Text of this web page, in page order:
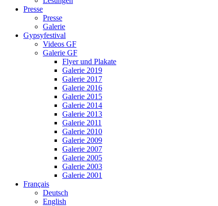
Presse
Presse
Galerie
Gypsyfestival
Videos GF
Galerie GF
Flyer und Plakate
Galerie 2019
Galerie 2017
Galerie 2016
Galerie 2015
Galerie 2014
Galerie 2013
Galerie 2011
Galerie 2010
Galerie 2009
Galerie 2007
Galerie 2005
Galerie 2003
Galerie 2001
Français
Deutsch
English